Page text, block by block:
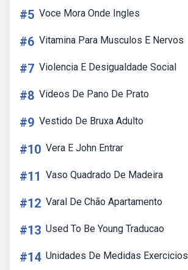
#5 Voce Mora Onde Ingles
#6 Vitamina Para Musculos E Nervos
#7 Violencia E Desigualdade Social
#8 Videos De Pano De Prato
#9 Vestido De Bruxa Adulto
#10 Vera E John Entrar
#11 Vaso Quadrado De Madeira
#12 Varal De Chão Apartamento
#13 Used To Be Young Traducao
#14 Unidades De Medidas Exercicios